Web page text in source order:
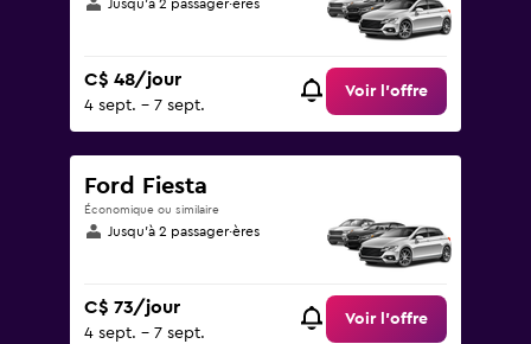
Jusqu’à 2 passager·ères
C$ 48/jour
4 sept. - 7 sept.
Voir l’offre
Ford Fiesta
Économique ou similaire
Jusqu’à 2 passager·ères
C$ 73/jour
4 sept. - 7 sept.
Voir l’offre